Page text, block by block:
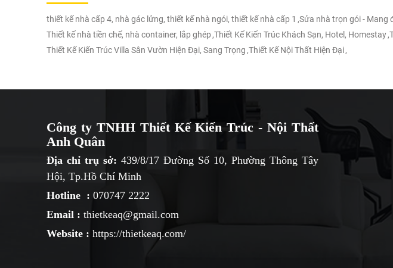
thiết kế nhà cấp 4, nhà gác lửng, thiết kế nhà ngói, thiết kế nhà cấp 1 ,Sửa nhà trọn gói - Mang
Thiết kế nhà tiền chế, nhà container, lắp ghép ,Thiết Kế Kiến Trúc Khách Sạn, Hotel, Homestay,
Thiết Kế Kiến Trúc Villa Sân Vườn Hiện Đại, Sang Trọng ,Thiết Kế Nội Thất Hiện Đại,
Công ty TNHH Thiết Kế Kiến Trúc - Nội Thất
Anh Quân
Địa chỉ trụ sở: 439/8/17 Đường Số 10, Phường Thông Tây
Hội, Tp.Hồ Chí Minh
Hotline : 070747 2222
Email : thietkeaq@gmail.com
Website : https://thietkeaq.com/